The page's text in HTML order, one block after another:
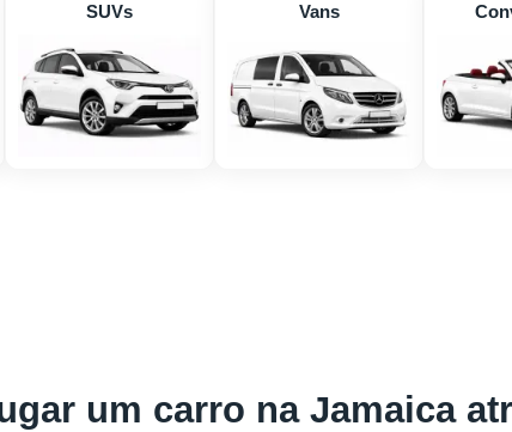
SUVs Vans
um carro na Jamaica